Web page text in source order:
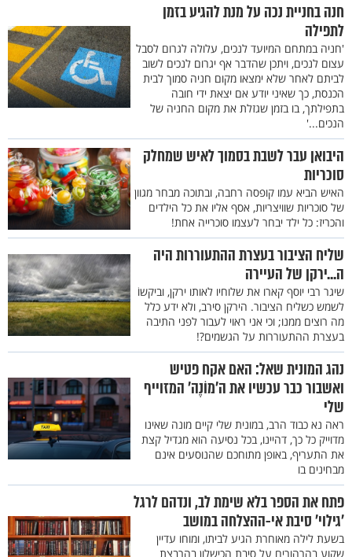
חנה בחניית נכה על מנת להגיע בזמן
לתפילה
'חניה במתחם המיועד לנכים, עלולה לגרום לסבל
עצום לנכים, ויתכן שהדבר אף יגרום לנכים לשוב
לביתם לאחר שלא ימצאו מקום חניה סמוך לבית
הכנסת, כך שאיני יודע אם יצאת ידי חובה
בתפילתך, בו בזמן שגזלת את מקום החניה של
הנכים...'
היבואן עבר לשבת בסמוך לאיש שמחלק
סוכריות
האיש הביא עמו קופסה רחבה, ובתוכה מבחר מגוון
של סוכריות שוויצריות, אסף אליו את כל הילדים
והכריז: כל ילד יבחר לעצמו סוכרייה אחת!
שליח הציבור בעצרת ההתעוררות היה
ה...ירקן של העיירה
שיגר רבי יוסף קארו את שלוחיו לאותו ירקן, וביקשוֹ
לשמש כשליח הציבור. הירקן סירב, ולא ידע כלל
מה רוצים ממנו; וכי אני ראוי לעבור לפני התיבה
בעצרת ההתעוררות על הגשמים?!
נהג המונית שאל: האם אקח פטיש
ואשבור כבר עכשיו את ה’מוֹנֶה’ המזוייף
שלי
ראה נא כבוד הרב, במונית שלי קיים מונה שאינו
מדוייק כל כך, דהיינו, בכל נסיעה הוא מגדיל קצת
את התעריף, באופן מתוחכם שהנוסעים אינם
מבחינים בו
פתח את הספר בלא שימת לב, ונדהם לרגל
’גילוי’ סיבת אי-ההצלחה במושב
בשעת לילה מאוחרת הגיע לביתו, ומוחו עדיין
שקוע בהרהורים על סיבת הכישלון בהרבצת